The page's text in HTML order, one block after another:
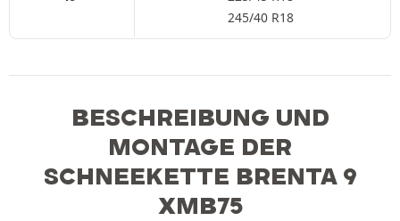
245/40 R18
BESCHREIBUNG UND
MONTAGE DER
SCHNEEKETTE BRENTA 9
XMB75